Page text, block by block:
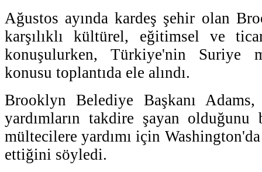
Ağustos ayında kardeş şehir olan
karşılıklı kültürel, eğitimsel ve
konuşulurken, Türkiye'nin Suriye
konusu toplantıda ele alındı.
Brooklyn Belediye Başkanı Adams,
yardımların takdire şayan
mültecilere yardımı için
ettiğini söyledi.